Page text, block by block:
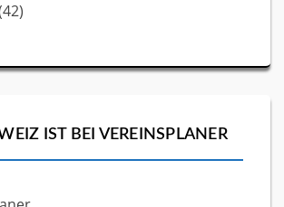
IST BEI VEREINSPLANER